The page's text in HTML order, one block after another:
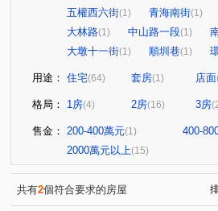
五權西六街(1) 青海南街(1)
大林路(1) 中山路一段(1)
大墩十一街(1) 順圳巷(1)
用途： 住宅(64) 套房(1) 店面
格局： 1房(4) 2房(16) 3房
售金： 200-400萬元(1) 400-
2000萬元以上(15)
共有2個符合要求的房屋